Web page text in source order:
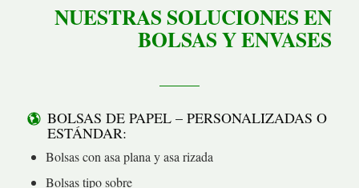
NUESTRAS SOLUCIONES EN
BOLSAS Y ENVASES
BOLSAS DE PAPEL – PERSONALIZADAS O
ESTÁNDAR:
Bolsas con asa plana y asa rizada
Bolsas tipo sobre